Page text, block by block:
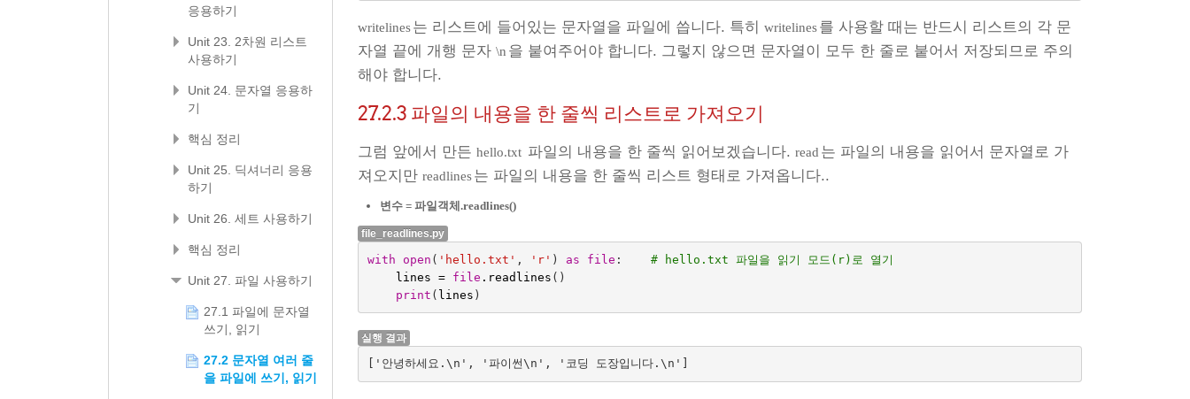
writelines는 리스트에 들어있는 문자열을 파일에 씁니다. 특히writelines를 사용할 때는 반드시 리스트의 각 문
자열 끝에 개행 문자\n 을 붙여주어야 합니다. 그렇지 않으면 문자열이 모두 한 줄로 붙어서 저장되므로 주의
해야 합니다.
27.2.3 파일의 내용을 한 줄씩 리스트로 가져오기
그럼 앞에서 만든hello.txt 파일의 내용을 한 줄씩 읽어보겠습니다.read 는 파일의 내용을 읽어서 문자열로 가
져오지만readlines는 파일의 내용을 한 줄씩 리스트 형태로 가져옵니다..
변수 = 파일객체.readlines()
file_readlines.py
with open ( 'hello.txt' , 'r' ) as file :
# hello.txt 파일을 읽기 모드(r)로 열기
lines = file . readlines ()
print ( lines )
실행 결과
응용하기
Unit 23. 2차원 리스트
사용하기
Unit 24. 문자열 응용하
기
핵심 정리
Unit 25. 딕셔너리 응용
하기
Unit 26. 세트 사용하기
핵심 정리
Unit 27. 파일 사용하기
27.1 파일에 문자열
쓰기, 읽기
27.2 문자열 여러 줄
을 파일에 쓰기, 읽기